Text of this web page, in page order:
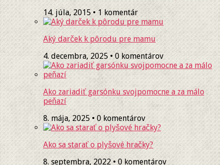
14. júla, 2015 • 1 komentár
Aký darček k pôrodu pre mamu
4. decembra, 2025 • 0 komentárov
Ako zariadiť garsónku svojpomocne a za málo
peňazí
8. mája, 2025 • 0 komentárov
Ako sa starať o plyšové hračky?
8. septembra, 2022 • 0 komentárov